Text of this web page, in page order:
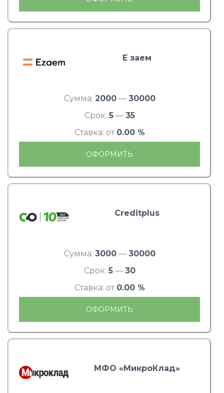
Е заем
Сумма: 2000— 30000
Срок: 5— 35
Ставка: от 0.00 %
ОФОРМИТЬ
Creditplus
Сумма: 3000— 30000
Срок: 5— 30
Ставка: от 0.00 %
ОФОРМИТЬ
МФО «МикроКлад»